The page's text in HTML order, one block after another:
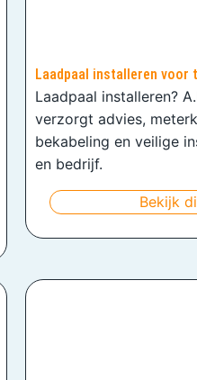
Laadpaal installeren voor
Laadpaal installeren?
verzorgt advies,
bekabeling en veilige
en bedrijf.
Bekijk